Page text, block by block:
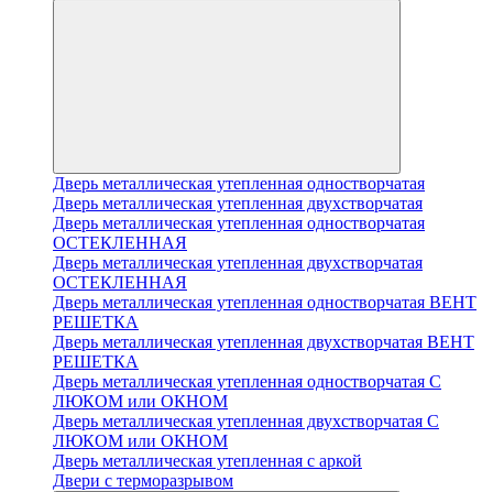
Дверь металлическая утепленная одностворчатая
Дверь металлическая утепленная двухстворчатая
Дверь металлическая утепленная одностворчатая
ОСТЕКЛЕННАЯ
Дверь металлическая утепленная двухстворчатая
ОСТЕКЛЕННАЯ
Дверь металлическая утепленная одностворчатая ВЕНТ
РЕШЕТКА
Дверь металлическая утепленная двухстворчатая ВЕНТ
РЕШЕТКА
Дверь металлическая утепленная одностворчатая С
ЛЮКОМ или ОКНОМ
Дверь металлическая утепленная двухстворчатая С
ЛЮКОМ или ОКНОМ
Дверь металлическая утепленная с аркой
Двери с терморазрывом